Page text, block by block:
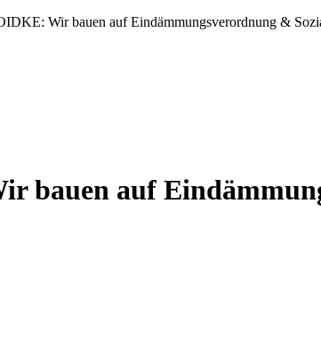
Wir bauen auf Eindämmungsverordnung &
bauen auf